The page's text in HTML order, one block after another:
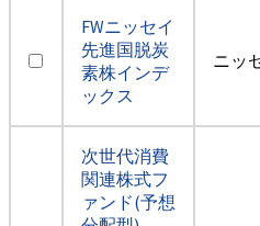
FWニッセイ
先進国脱炭
素株インデ
ックス
ニッ
次世代消費
関連株式フ
ァンド(予想